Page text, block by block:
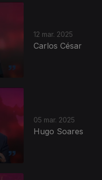
12 mar. 2025
Carlos César
05 mar. 2025
Hugo Soares